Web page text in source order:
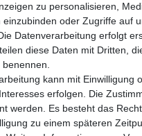
ich, dass ich dieDaten­schutz­erklärung
ich jederzeit widerrufen.**
zu personalisieren,
einzubinden oder Zugriffe auf
Datenverarbeitung erfolgt
diese Daten mit Dritten,
kann mit Einwilligung
erfolgen. Die
werden. Es besteht das
zu einem späteren